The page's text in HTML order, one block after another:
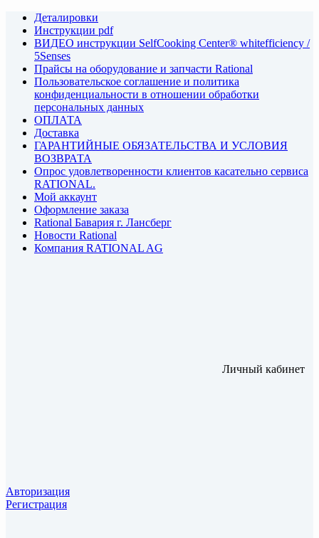
Деталировки
Инструкции pdf
ВИДЕО инструкции SelfCooking Center® whitefficiency /
5Senses
Прайсы на оборудование и запчасти Rational
Пользовательское соглашение и политика
конфиденциальности в отношении обработки
персональных данных
ОПЛАТА
Доставка
ГАРАНТИЙНЫЕ ОБЯЗАТЕЛЬСТВА И УСЛОВИЯ
ВОЗВРАТА
Опрос удовлетворенности клиентов касательно сервиса
RATIONAL.
Мой аккаунт
Оформление заказа
Rational Бавария г. Лансберг
Новости Rational
Компания RATIONAL AG
Личный кабинет
Авторизация
Регистрация